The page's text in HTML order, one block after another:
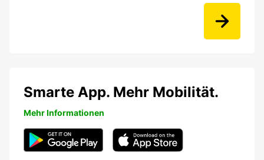
Smarte App. Mehr Mobilität.
Mehr Informationen